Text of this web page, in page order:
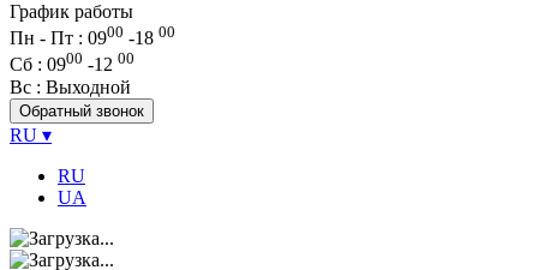
График работы
Пн - Пт : 0900 -18 00
Сб : 0900 -12 00
Вс : Выходной
Обратный звонок
RU ▾
RU
UA